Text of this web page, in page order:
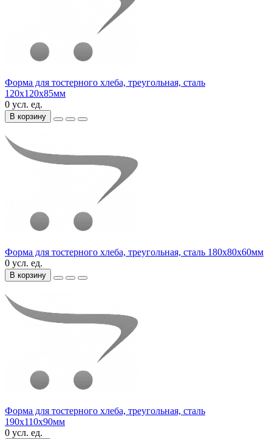
Форма для тостерного хлеба, треугольная, сталь
120х120х85мм
0 усл. ед.
В корзину
Форма для тостерного хлеба, треугольная, сталь 180х80х60мм
0 усл. ед.
В корзину
Форма для тостерного хлеба, треугольная, сталь
190х110х90мм
0 усл. ед.